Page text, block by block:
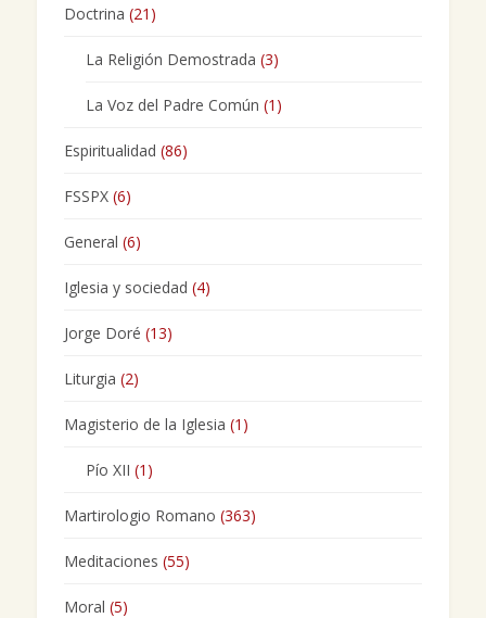
Doctrina (21)
La Religión Demostrada (3)
La Voz del Padre Común (1)
Espiritualidad (86)
FSSPX(6)
General (6)
Iglesia y sociedad (4)
Jorge Doré (13)
Liturgia (2)
Magisterio de la Iglesia (1)
Pío XII (1)
Martirologio Romano (363)
Meditaciones (55)
Moral (5)